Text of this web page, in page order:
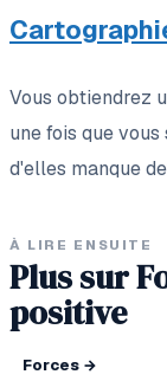
Vous obtiendrez
une fois que
d'elles manque
À LIRE ENSUITE
Plus sur
positive
Forces →